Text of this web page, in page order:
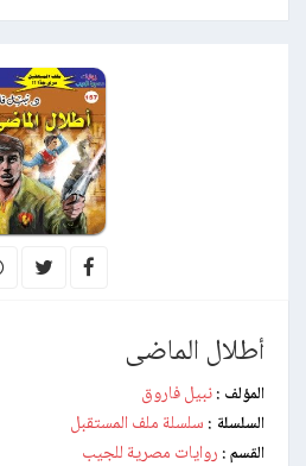
أطلال الماضى
المؤلف : نبيل فاروق
السلسلة : سلسلة ملف المستقبل
القسم : روايات مصرية للجيب